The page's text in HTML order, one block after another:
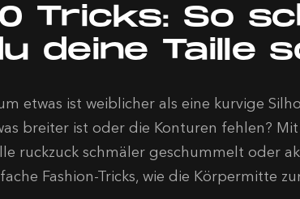
Tricks: So
deine Taille
etwas ist weiblicher als eine kurvige
breiter ist oder die Konturen fehlen?
ruckzuck schmäler geschummelt oder
Fashion-Tricks, wie die Körpermitte